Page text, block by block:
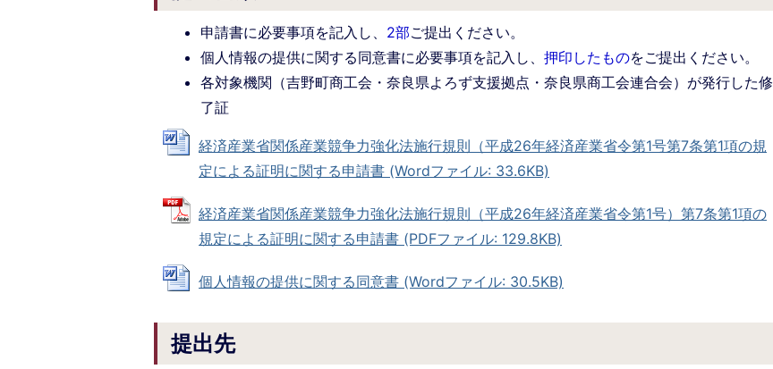
申請書に必要事項を記入し、 2部ご提出ください。
個人情報の提供に関する同意書に必要事項を記入し、押印したものをご提出ください。
各対象機関（吉野町商工会・奈良県よろず支援拠点・奈良県商工会連合会）が発行した修
了証
経済産業省関係産業競争力強化法施行規則（平成26年経済産業省令第1号第7条第1項の規
定による証明に関する申請書 (Wordファイル: 33.6KB)
経済産業省関係産業競争力強化法施行規則（平成26年経済産業省令第1号）第7条第1項の
規定による証明に関する申請書 (PDFファイル: 129.8KB)
個人情報の提供に関する同意書 (Wordファイル: 30.5KB)
提出先